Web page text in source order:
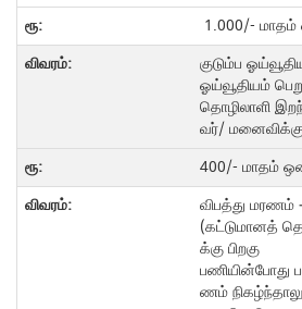
1.000/- மாதம்
குடும்ப
ஓய்வூதியம்
தொழிலாளி
வர்/ மனைவிக்கு
400/- மாதம்
விபத்து மரணம்
(கட்டுமானத்
க்கு பிறகு
பணியின்போது
ணம்